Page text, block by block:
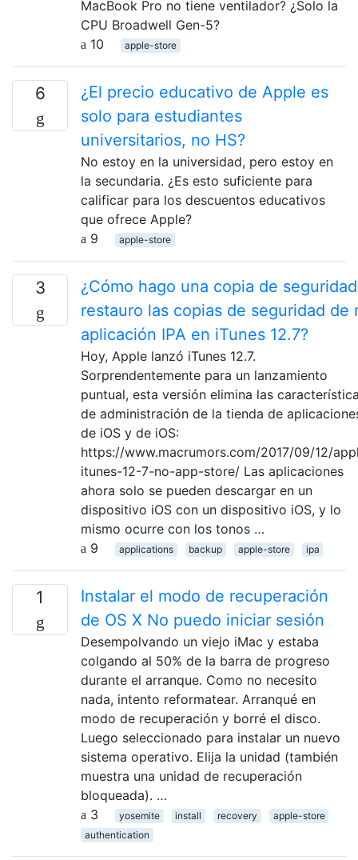
MacBook Pro no tiene ventilador? ¿Solo la
CPU Broadwell Gen-5?
10
apple-store
6
¿El precio educativo de Apple es
solo para estudiantes
universitarios, no HS?
No estoy en la universidad, pero estoy en
la secundaria. ¿Es esto suficiente para
calificar para los descuentos educativos
que ofrece Apple?
9
apple-store
3
¿Cómo hago una copia de
restauro las copias de seguridad de
aplicación IPA en iTunes 12.7?
Hoy, Apple lanzó iTunes 12.7.
Sorprendentemente para un lanzamiento
puntual, esta versión elimina las
de administración de la tienda de
de iOS y de iOS:
https://www.macrumors.com/2017/09/12/
itunes-12-7-no-app-store/ Las aplicaciones
ahora solo se pueden descargar en un
dispositivo iOS con un dispositivo iOS, y lo
mismo ocurre con los tonos …
9
applications backup apple-store ipa
1
Instalar el modo de recuperación
de OS X No puedo iniciar sesión
Desempolvando un viejo iMac y estaba
colgando al 50% de la barra de progreso
durante el arranque. Como no necesito
nada, intento reformatear. Arranqué en
modo de recuperación y borré el disco.
Luego seleccionado para instalar un nuevo
sistema operativo. Elija la unidad (también
muestra una unidad de recuperación
bloqueada). …
3
yosemite install recovery
apple-store
authentication